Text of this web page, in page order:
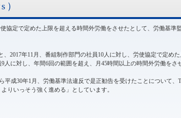
）
協定で定めた上限を超える時間外労働をさせたとして、労働基準
、2017年11月、番組制作部門の社員10人に対し、労使協定で定め
人に対し、年間6回の範囲を超え、月45時間以上の時間外労働をさ
平成30年1月、労働基準法違反で是正勧告を受けたことについて
りいっそう強く進める」としています。